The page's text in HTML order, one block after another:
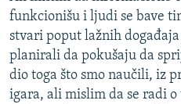
funkcionišu i ljudi se bave
stvari poput lažnih
planirali da pokušaju da
dio toga što smo naučili, iz
igara, ali mislim da se radi o